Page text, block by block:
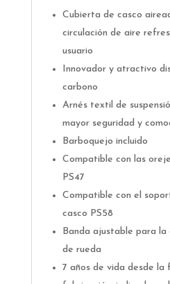
Cubierta de casco
circulación de aire
usuario
Innovador y atractivo
carbono
Arnés textil de
mayor seguridad y
Barboquejo incluido
Compatible con las
PS47
Compatible con el
casco PS58
Banda ajustable para la
de rueda
7 años de vida desde la